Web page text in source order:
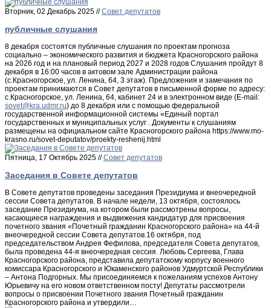
Вторник, 02 Декабрь 2025 //Совет депутатов
публичные слушания
8 декабря состоятся публичные слушания по проектам прогноза
социально – экономического развития и бюджета Красногорского района
на 2026 год и на плановый период 2027 и 2028 годов Слушания пройдут 8
декабря в 16:00 часов в актовом зале Администрации района
(с.Красногорское, ул. Ленина, 64, 3 этаж). Предложения и замечания по
проектам принимаются в Совет депутатов в письменной форме по адресу:
с.Красногорское, ул. Ленина, 64, кабинет 24 и в электронном виде (E-mail:
) до 8 декабря или с помощью федеральной
государственной информационной системы «Единый портал
государственных и муниципальных услуг . Документы к слушаниям
размещены на официальном сайте Красногорского района https://www.mo-
krasno.ru/sovet-deputatov/proekty-reshenij.html
Пятница, 17 Октябрь 2025 //Совет депутатов
Заседания в Совете депутатов
В Совете депутатов проведены заседания Президиума и внеочередной
сессии Совета депутатов. В начале недели, 13 октября, состоялось
заседание Президиума, на котором были рассмотрены вопросы,
касающиеся награждения и выдвижения кандидатур для присвоения
почетного звания «Почетный гражданин Красногорского района» на 44-й
внеочередной сессии Совета депутатов.16 октября, под
председательством Андрея Фефилова, председателя Совета депутатов,
была проведена 44-я внеочередная сессия. Любовь Сергеева, Глава
Красногорского района, представила депутатскому корпусу военного
комиссара Красногорского и Юкаменского районов Удмуртской Республики
– Антона Подгорных. Мы присоединяемся к пожеланиям успехов Антону
Юрьевичу на его новом ответственном посту! Депутаты рассмотрели
вопросы о присвоении Почетного звания Почетный гражданин
Красногорского района и утвердили…